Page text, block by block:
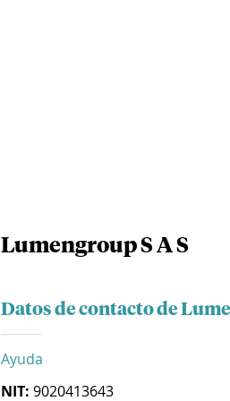
Lumengroup S A S
Datos de contacto de
Ayuda
NIT: 9020413643